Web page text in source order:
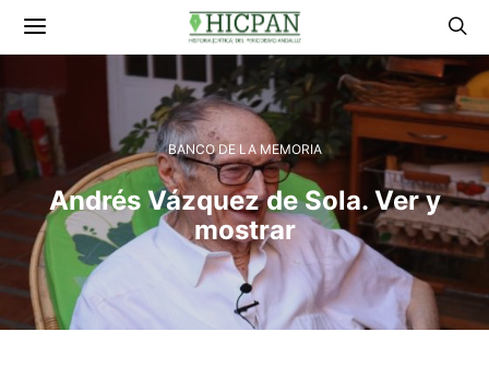
BANCO DE LA MEMORIA
Andrés Vázquez de Sola. Ver y
mostrar